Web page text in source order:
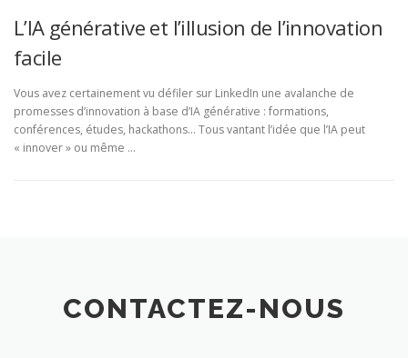
L’IA générative et l’illusion de l’innovation
facile
Vous avez certainement vu défiler sur LinkedIn une avalanche de
promesses d’innovation à base d’IA générative : formations,
conférences, études, hackathons… Tous vantant l’idée que l’IA peut
« innover » ou même …
CONTACTEZ-NOUS